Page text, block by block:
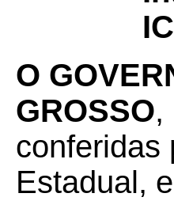
O
GROSSO,
conferidas
Estadual, e